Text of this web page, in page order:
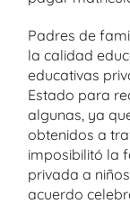
Padres de
la calidad
educativas
Estado para
algunas, ya
obtenidos a
imposibilitó la
privada a
acuerdo